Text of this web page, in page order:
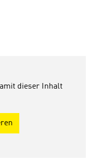
dieser Inhalt